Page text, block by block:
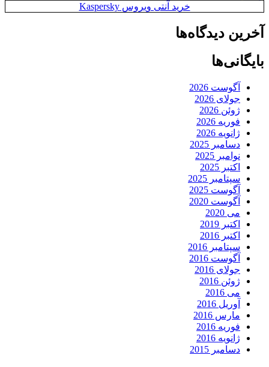
خرید آنتی ویروس Kaspersky
آخرین دیدگاه‌ها
بایگانی‌ها
آگوست 2026
جولای 2026
ژوئن 2026
فوریه 2026
ژانویه 2026
دسامبر 2025
نوامبر 2025
اکتبر 2025
سپتامبر 2025
آگوست 2025
آگوست 2020
می 2020
اکتبر 2019
اکتبر 2016
سپتامبر 2016
آگوست 2016
جولای 2016
ژوئن 2016
می 2016
آوریل 2016
مارس 2016
فوریه 2016
ژانویه 2016
دسامبر 2015